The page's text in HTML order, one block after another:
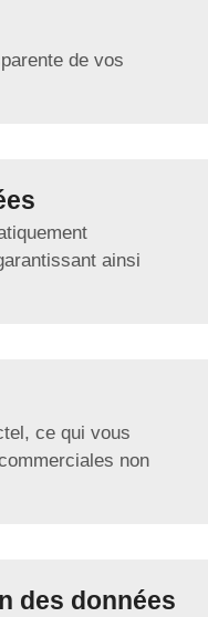
de vos
ainsi
ce qui vous
non
des données